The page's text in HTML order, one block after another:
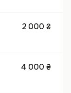
2 000 ₴
4 000 ₴